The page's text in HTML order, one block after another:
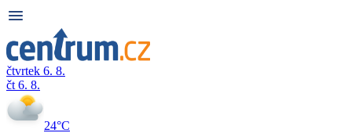
čtvrtek 6. 8.
čt 6. 8.
24°C